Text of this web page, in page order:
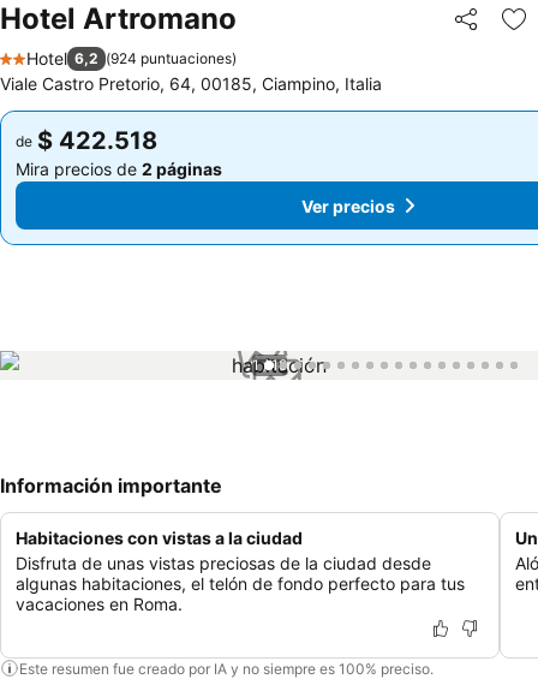
Hotel Artromano Compartir
2 Estrellas
Hotel 6,2 (924 puntuaciones)
Viale Castro Pretorio, 64, 00185, Ciampino, Italia
de $ 422.518
Mira precios de 2 páginas
Ver precios
de $ 422.518
Mira precios de 2 páginas
Ver precios
1 / 18
Información importante
Habitaciones con vistas a la ciudad
Disfruta de unas vistas preciosas de la ciudad desde
algunas habitaciones, el telón de fondo perfecto para tus
vacaciones en Roma.
Este resumen fue creado por IA y no siempre es 100% preciso.